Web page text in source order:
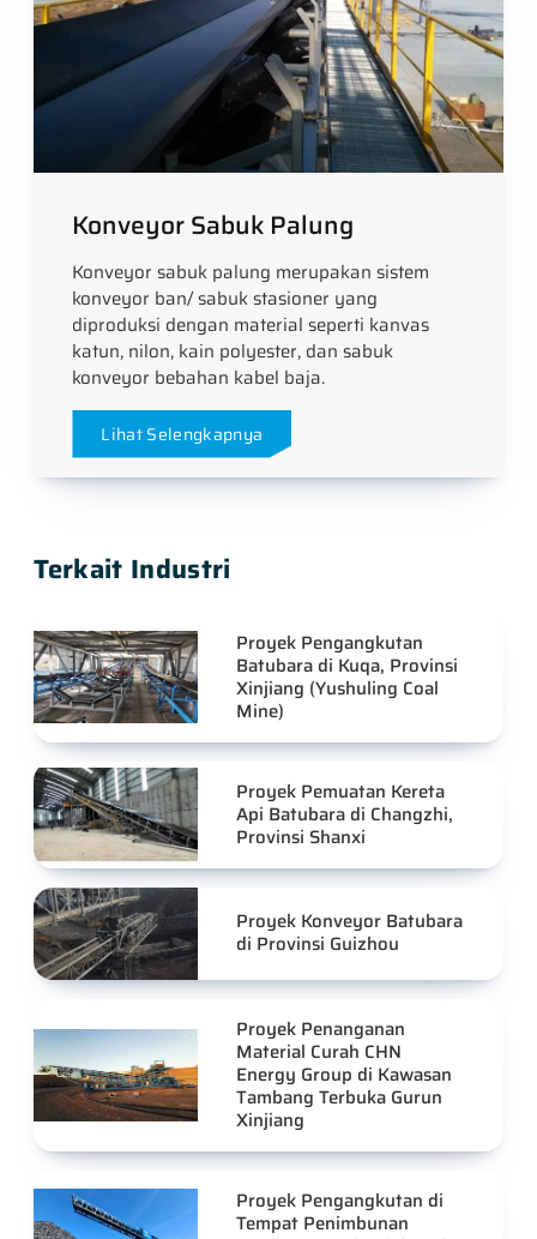
Konveyor Sabuk Palung
Konveyor sabuk palung merupakan sistem
konveyor ban/ sabuk stasioner yang
diproduksi dengan material seperti kanvas
katun, nilon, kain polyester, dan sabuk
konveyor bebahan kabel baja.
Lihat Selengkapnya
Terkait Industri
Proyek Pengangkutan
Batubara di Kuqa, Provinsi
Xinjiang (Yushuling Coal
Mine)
Proyek Pemuatan Kereta
Api Batubara di Changzhi,
Provinsi Shanxi
Proyek Konveyor Batubara
di Provinsi Guizhou
Proyek Penanganan
Material Curah CHN
Energy Group di Kawasan
Tambang Terbuka Gurun
Xinjiang
Proyek Pengangkutan di
Tempat Penimbunan